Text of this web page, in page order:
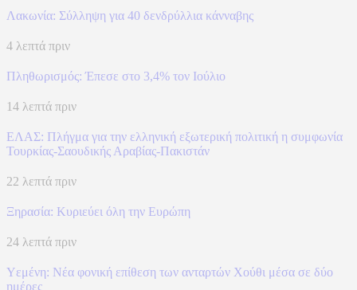
Λακωνία: Σύλληψη για 40 δενδρύλλια κάνναβης
4 λεπτά πριν
Πληθωρισμός: Έπεσε στο 3,4% τον Ιούλιο
14 λεπτά πριν
ΕΛΑΣ: Πλήγμα για την ελληνική εξωτερική πολιτική η συμφωνία
Τουρκίας-Σαουδικής Αραβίας-Πακιστάν
22 λεπτά πριν
Ξηρασία: Κυριεύει όλη την Ευρώπη
24 λεπτά πριν
Υεμένη: Νέα φονική επίθεση των ανταρτών Χούθι μέσα σε δύο
ημέρες